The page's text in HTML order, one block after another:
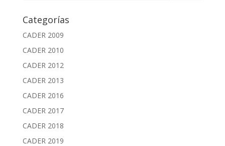
Categorías
CADER 2009
CADER 2010
CADER 2012
CADER 2013
CADER 2016
CADER 2017
CADER 2018
CADER 2019